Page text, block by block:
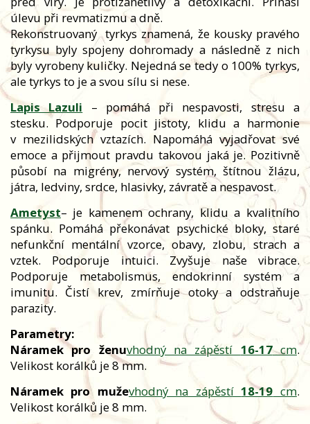
úlevu při revmatizmu a dně.
Rekonstruovaný tyrkys znamená, že kousky pravého
tyrkysu byly spojeny dohromady a následně z nich
byly vyrobeny kuličky. Nejedná se tedy o 100% tyrkys,
ale tyrkys to je a svou sílu si nese.
Lapis Lazuli – pomáhá při nespavosti, stresu a
stesku. Podporuje pocit jistoty, klidu a harmonie
v mezilidských vztazích. Napomáhá vyjadřovat své
emoce a přijmout pravdu takovou jaká je. Pozitivně
působí na migrény, nervový systém, štítnou žlázu,
játra, ledviny, srdce, hlasivky, závratě a nespavost.
Ametyst– je kamenem ochrany, klidu a kvalitního
spánku. Pomáhá překonávat psychické bloky, staré
nefunkční mentální vzorce, obavy, zlobu, strach a
vztek. Podporuje intuici. Zvyšuje naše vibrace.
Podporuje metabolismus, endokrinní systém a
imunitu. Čistí krev, zmírňuje otoky a odstraňuje
parazity.
Parametry:
Náramek pro ženuvhodný na zápěstí 16-17cm.
Velikost korálků je 8 mm.
Náramek pro muževhodný na zápěstí18-19 cm.
Velikost korálků je 8 mm.